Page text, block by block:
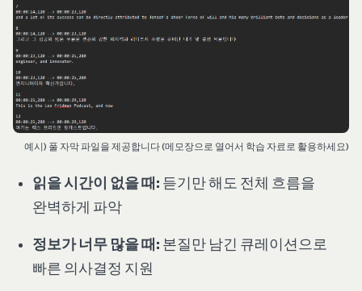
예시) 풀 자막 파일을 제공합니다 (메모장으로 열어서 학습 자료로 활용하세요)
읽을 시간이 없을 때: 듣기만 해도 전체 흐름을
완벽하게 파악
정보가 너무 많을 때: 본질만 남긴 큐레이션으로
빠른 의사결정 지원